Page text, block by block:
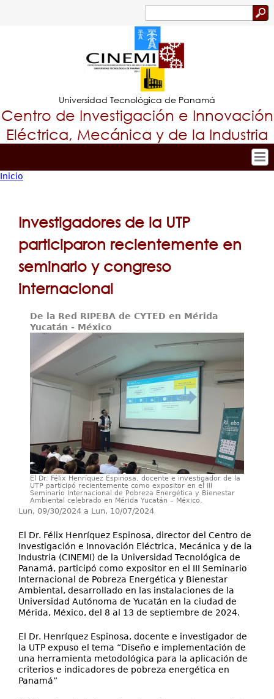
Jump to navigation
Formulario
de
búsqueda
Universidad Tecnológica de Panamá
Centro de Investigación e Innovación
Eléctrica, Mecánica y de la Industria
Tropical
Principal
Investigación y Desarrollo
Proyectos de Investigación
Producción Científica
Eventos
Contáctenos
está
Inicio
Investigadores de la UTP
participaron recientemente en
seminario y congreso
internacional
De la Red RIPEBA de CYTED en Mérida
Yucatán - México
El Dr. Félix Henríquez Espinosa, docente e investigador de la
UTP participó recientemente como expositor en el III
Seminario Internacional de Pobreza Energética y Bienestar
Ambiental celebrado en Mérida Yucatán – México.
Lun, 09/30/2024 a Lun, 10/07/2024
El Dr. Félix Henríquez Espinosa, director del Centro de
Investigación e Innovación Eléctrica, Mecánica y de la
Industria (CINEMI) de la Universidad Tecnológica de
Panamá, participó como expositor en el III Seminario
Internacional de Pobreza Energética y Bienestar
Ambiental, desarrollado en las instalaciones de la
Universidad Autónoma de Yucatán en la ciudad de
Mérida, México, del 8 al 13 de septiembre de 2024.
El Dr. Henríquez Espinosa, docente e investigador de
la UTP expuso el tema “Diseño e implementación de
una herramienta metodológica para la aplicación de
criterios e indicadores de pobreza energética en
Panamá”